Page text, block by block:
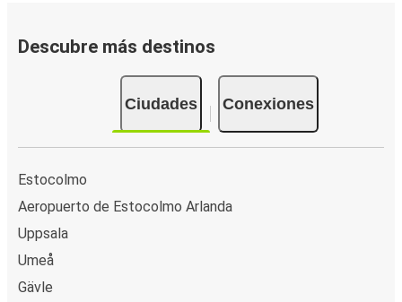
Descubre más destinos
Ciudades Conexiones
Estocolmo
Aeropuerto de Estocolmo Arlanda
Uppsala
Umeå
Gävle